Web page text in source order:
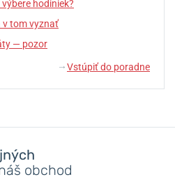
hodiniek?
v tom vyznať
— pozor
↓ Vstúpiť do poradne
obchod